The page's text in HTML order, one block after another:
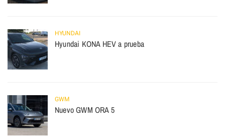
HYUNDAI
Hyundai KONA HEV a prueba
GWM
Nuevo GWM ORA 5